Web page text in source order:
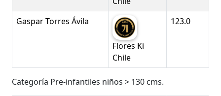
Gaspar Torres Ávila
Flores Ki
Chile
123.0
Categoría Pre-infantiles niños > 130 cms.